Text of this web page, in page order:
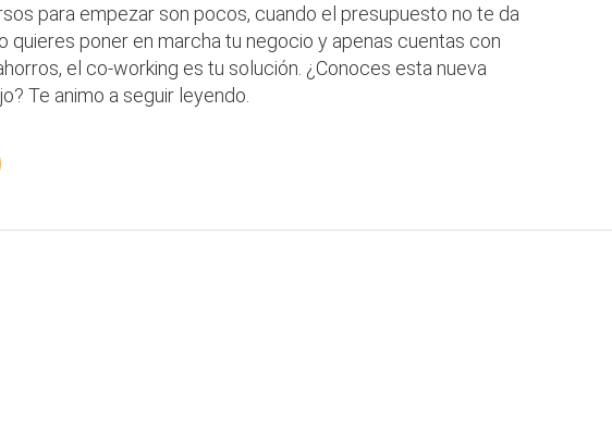
para empezar son pocos, cuando el presupuesto no te da
quieres poner en marcha tu negocio y apenas cuentas con
el co-working es tu solución. ¿Conoces esta nueva
Te animo a seguir leyendo.